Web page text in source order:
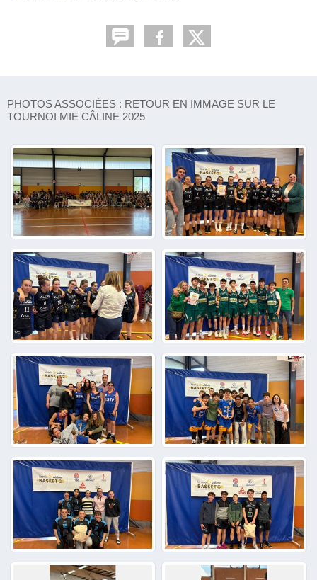
PHOTOS ASSOCIÉES : RETOUR EN IMMAGE SUR LE
TOURNOI MIE CÂLINE 2025